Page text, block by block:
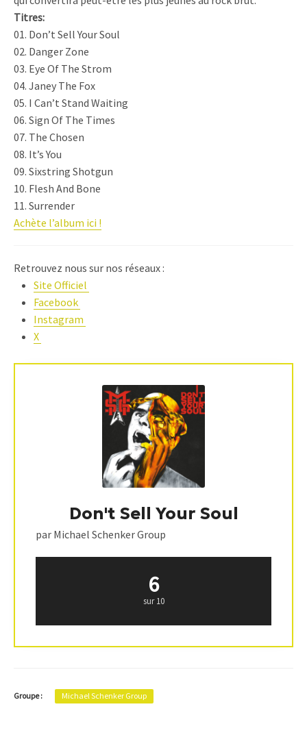
Titres:
01. Don’t Sell Your Soul
02. Danger Zone
03. Eye Of The Strom
04. Janey The Fox
05. I Can’t Stand Waiting
06. Sign Of The Times
07. The Chosen
08. It’s You
09. Sixstring Shotgun
10. Flesh And Bone
11. Surrender
Achète l’album ici !
Retrouvez nous sur nos réseaux :
Site Officiel
Facebook
Instagram
X
Don't Sell Your Soul
par Michael Schenker Group
6
sur 10
Groupe : Michael Schenker Group